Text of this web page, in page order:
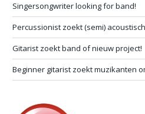
Singersongwriter looking for band!
Percussionist zoekt (semi)
Gitarist zoekt band of nieuw project!
Beginner gitarist zoekt muzikanten